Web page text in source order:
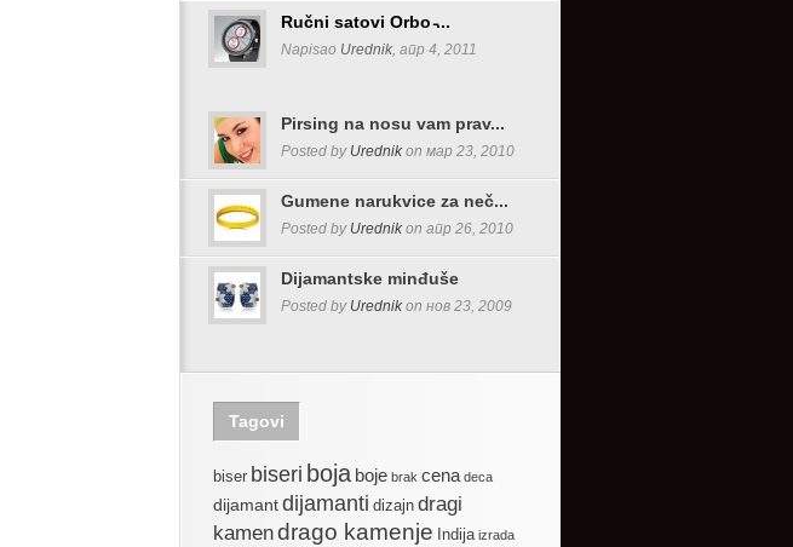
Ručni satovi Orbo ̵...
Napisao Urednik, апр 4, 2011
Pirsing na nosu vam prav...
Posted by Urednik on мар 23, 2010
Gumene narukvice za neč...
Posted by Urednik on апр 26, 2010
Dijamantske minđuše
Posted by Urednik on нов 23, 2009
Tagovi
biser biseri boja boje brak cena deca
dijamantdijamanti dizajn dragi
kamendrago kamenje Indija izrada